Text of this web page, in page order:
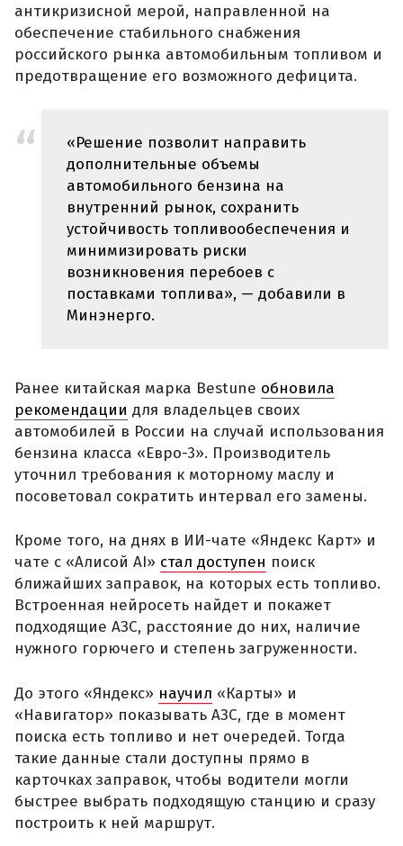
антикризисной мерой, направленной на
обеспечение стабильного снабжения
российского рынка автомобильным топливом и
предотвращение его возможного дефицита.
«Решение позволит направить
дополнительные объемы
автомобильного бензина на
внутренний рынок, сохранить
устойчивость топливообеспечения и
минимизировать риски
возникновения перебоев с
поставками топлива», — добавили в
Минэнерго.
Ранее китайская марка Bestune обновила
рекомендации для владельцев своих
автомобилей в России на случай использования
бензина класса «Евро-3». Производитель
уточнил требования к моторному маслу и
посоветовал сократить интервал его замены.
Кроме того, на днях в ИИ-чате «Яндекс Карт» и
чате с «Алисой AI» стал доступен поиск
ближайших заправок, на которых есть топливо.
Встроенная нейросеть найдет и покажет
подходящие АЗС, расстояние до них, наличие
нужного горючего и степень загруженности.
До этого «Яндекс» научил «Карты» и
«Навигатор» показывать АЗС, где в момент
поиска есть топливо и нет очередей. Тогда
такие данные стали доступны прямо в
карточках заправок, чтобы водители могли
быстрее выбрать подходящую станцию и сразу
построить к ней маршрут.